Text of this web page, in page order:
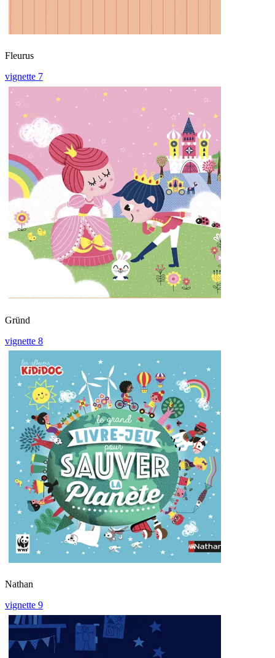
Fleurus
vignette 7
Gründ
vignette 8
Nathan
vignette 9